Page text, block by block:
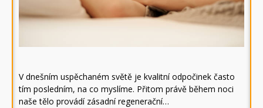
V dnešním uspěchaném světě je kvalitní odpočinek často
tím posledním, na co myslíme. Přitom právě během noci
naše tělo provádí zásadní regenerační…